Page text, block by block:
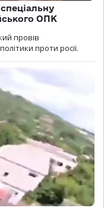
ОПК
провів
проти росії.